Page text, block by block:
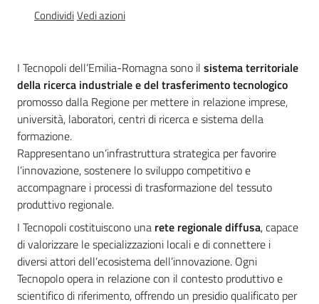
Ricerca
imprese
e
le
filiere
Creazione
e
Accelerazione
di
impresa
CondividiVedi azioni
I Tecnopoli dell’Emilia-Romagna sono il sistema territoriale
della ricerca industriale e del trasferimento tecnologico
promosso dalla Regione per mettere in relazione imprese,
università, laboratori, centri di ricerca e sistema della
formazione.
Rappresentano un’infrastruttura strategica per favorire
l’innovazione, sostenere lo sviluppo competitivo e
accompagnare i processi di trasformazione del tessuto
produttivo regionale.
I Tecnopoli costituiscono una rete regionale diffusa, capace
di valorizzare le specializzazioni locali e di connettere i
diversi attori dell’ecosistema dell’innovazione. Ogni
Tecnopolo opera in relazione con il contesto produttivo e
scientifico di riferimento, offrendo un presidio qualificato per